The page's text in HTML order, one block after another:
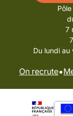
7
Du lundi
On recrute•